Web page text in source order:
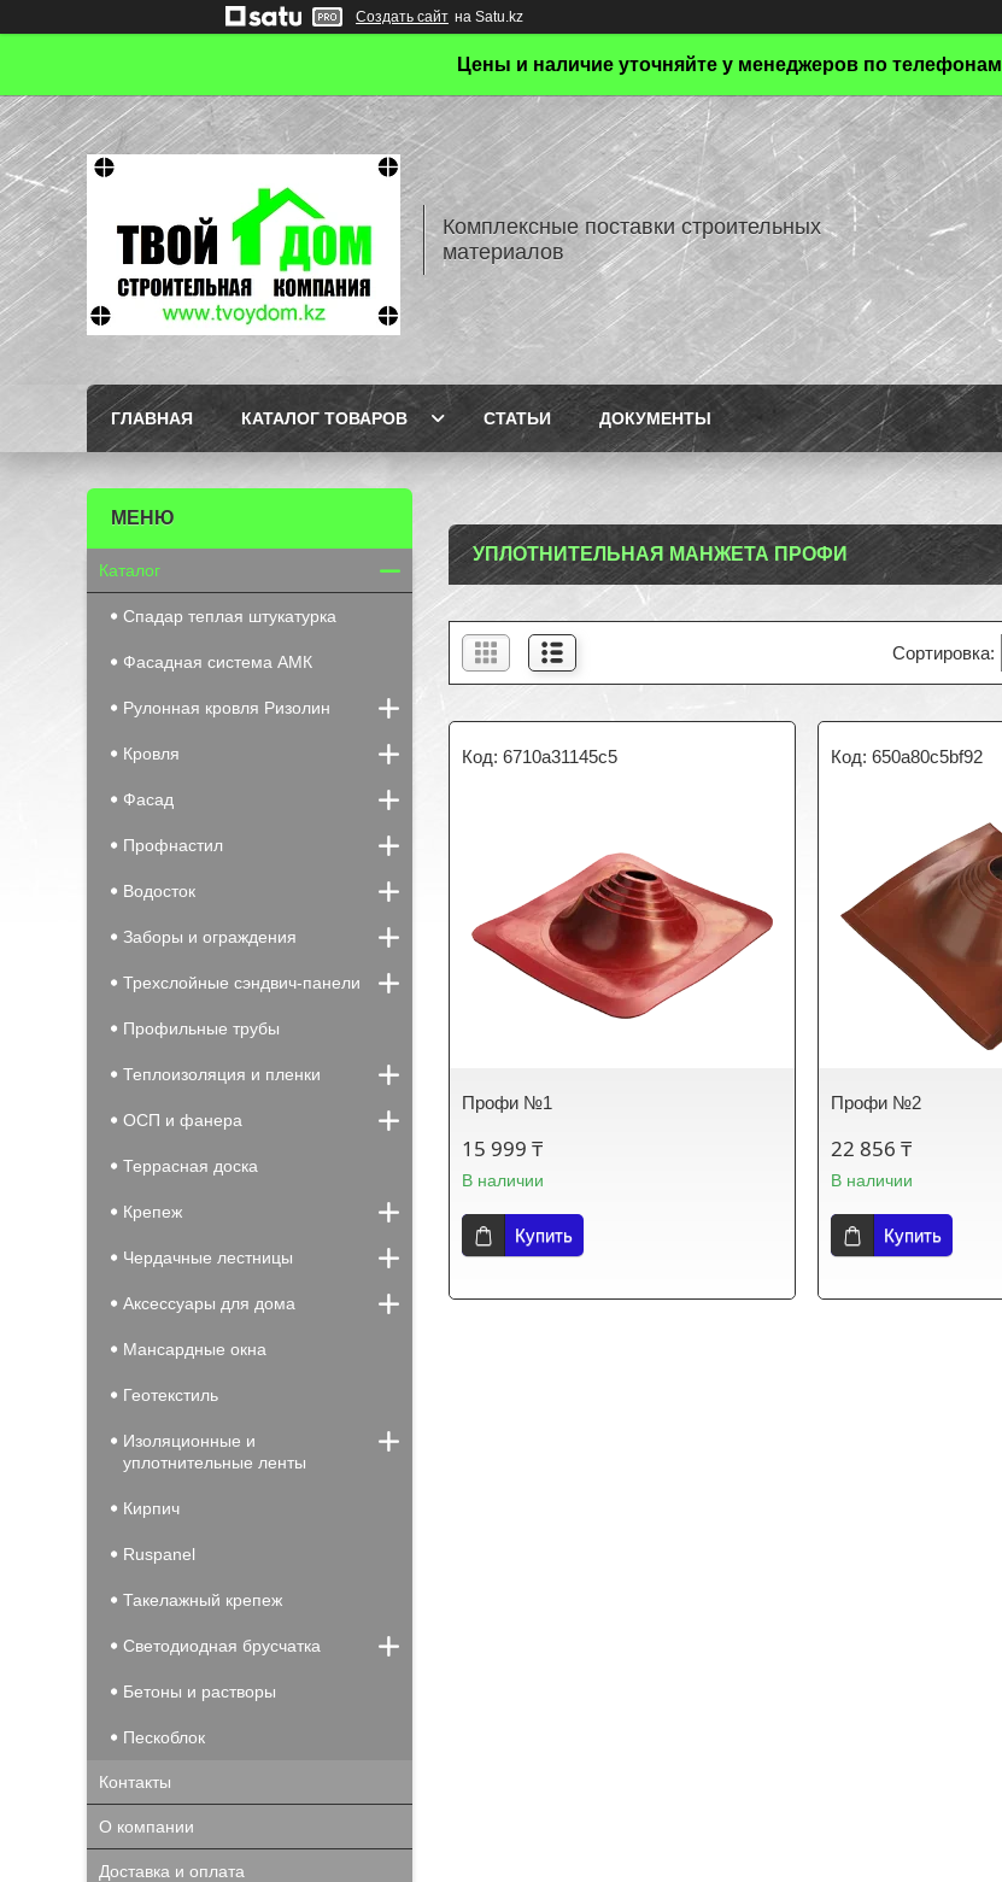
Создать сайт на Satu.kz
Цены и наличие уточняйте у менеджеров по телефонам
Комплексные поставки строительных
материалов
ГЛАВНАЯ КАТАЛОГ ТОВАРОВ СТАТЬИ ДОКУМЕНТЫ
УПЛОТНИТЕЛЬНАЯ МАНЖЕТА ПРОФИ
6710a31145c5
Профи №1
15 999 ₸
В наличии
Купить
650a80c5bf92
Профи №2
22 856 ₸
В наличии
Купить
Каталог
Спадар теплая штукатурка
Фасадная система АМК
Рулонная кровля Ризолин
Кровля
Фасад
Профнастил
Водосток
Заборы и ограждения
Трехслойные сэндвич-панели
Профильные трубы
Теплоизоляция и пленки
ОСП и фанера
Террасная доска
Крепеж
Чердачные лестницы
Аксессуары для дома
Мансардные окна
Геотекстиль
Изоляционные и
уплотнительные ленты
Кирпич
Ruspanel
Такелажный крепеж
Светодиодная брусчатка
Бетоны и растворы
Пескоблок
Контакты
О компании
Доставка и оплата